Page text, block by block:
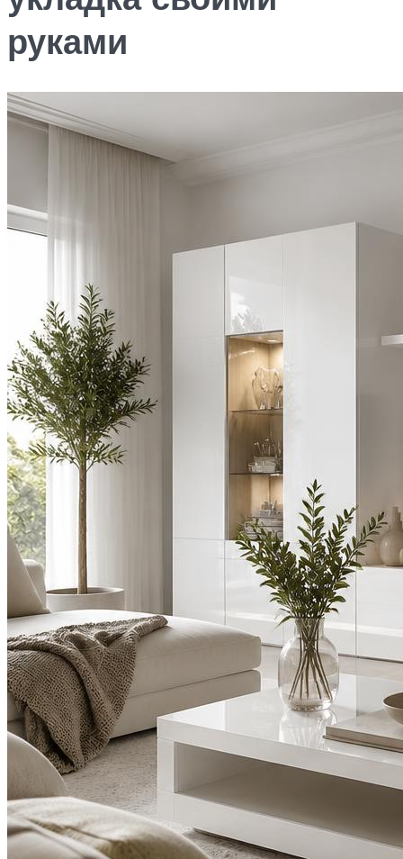
руками